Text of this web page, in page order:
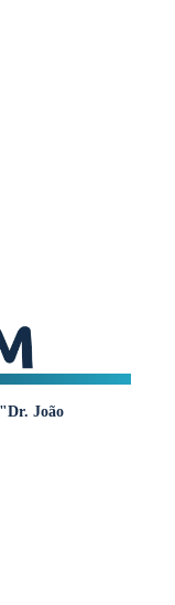
João